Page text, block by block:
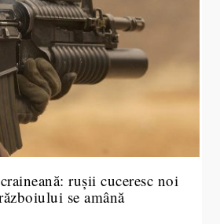
rușii cuceresc noi
se amână